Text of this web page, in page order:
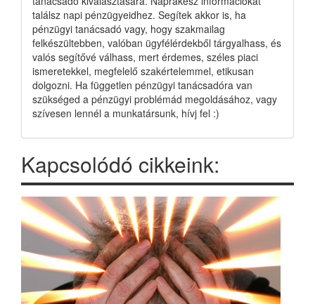
találsz napi pénzügyeidhez. Segítek akkor is, ha
pénzügyi tanácsadó vagy, hogy szakmailag
felkészültebben, valóban ügyfélérdekből tárgyalhass, és
valós segítővé válhass, mert érdemes, széles piaci
ismeretekkel, megfelelő szakértelemmel, etikusan
dolgozni. Ha független pénzügyi tanácsadóra van
szükséged a pénzügyi problémád megoldásához, vagy
szívesen lennél a munkatársunk, hívj fel :)
Kapcsolódó cikkeink: